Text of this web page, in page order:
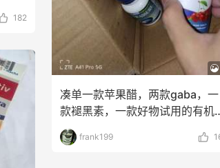
182
凑单一款苹果醋，两款gaba，一
款褪黑素，一款好物试用的有机
至。1，折扣：ih
frank199